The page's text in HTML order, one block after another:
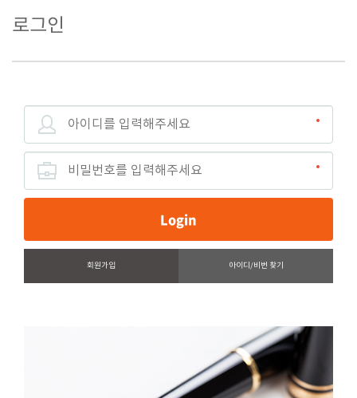
로그인
LOGIN
아
디
비
번
호
회원가입 아이디/비번 찾기